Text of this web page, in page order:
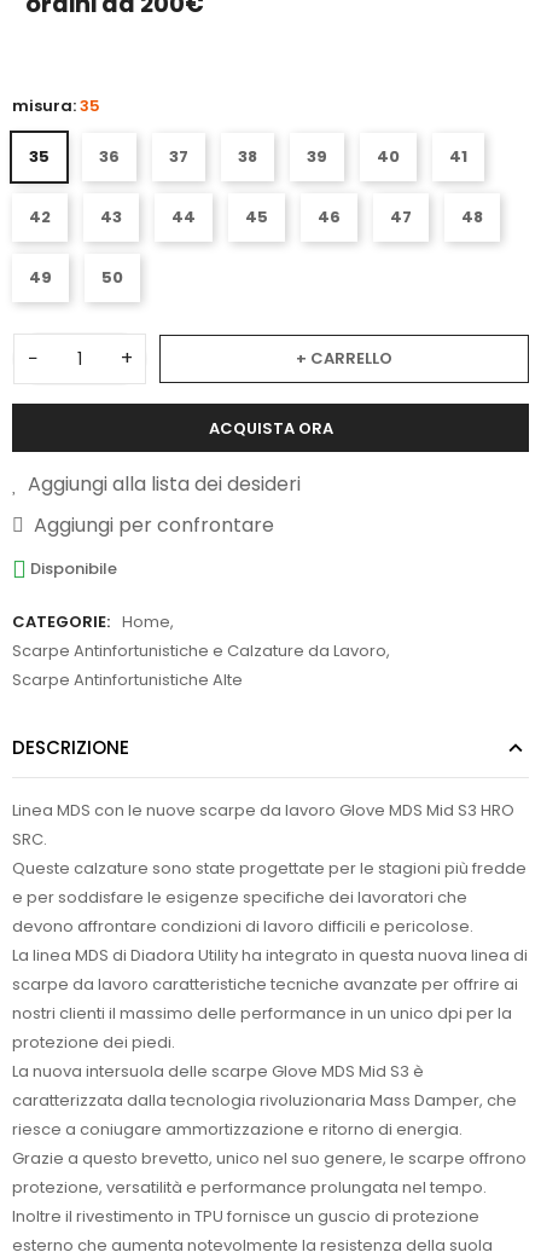
misura:35
35 36 37 38 39 40 41
42 43 44 45 46 47 48
49 50
− + + CARRELLO
ACQUISTA ORA
Aggiungi alla lista dei desideri
Aggiungi per confrontare
Disponibile
CATEGORIE: Home,
Scarpe Antinfortunistiche e Calzature da Lavoro,
Scarpe Antinfortunistiche Alte
DESCRIZIONE
Linea MDS con le nuove scarpe da lavoro Glove MDS Mid S3 HRO
SRC.
Queste calzature sono state progettate per le stagioni più fredde
e per soddisfare le esigenze specifiche dei lavoratori che
devono affrontare condizioni di lavoro difficili e pericolose.
La linea MDS di Diadora Utility ha integrato in questa nuova linea di
scarpe da lavoro caratteristiche tecniche avanzate per offrire ai
nostri clienti il massimo delle performance in un unico dpi per la
protezione dei piedi.
La nuova intersuola delle scarpe Glove MDS Mid S3 è
caratterizzata dalla tecnologia rivoluzionaria Mass Damper, che
riesce a coniugare ammortizzazione e ritorno di energia.
Grazie a questo brevetto, unico nel suo genere, le scarpe offrono
protezione, versatilità e performance prolungata nel tempo.
Inoltre il rivestimento in TPU fornisce un guscio di protezione
esterno che aumenta notevolmente la resistenza della suola